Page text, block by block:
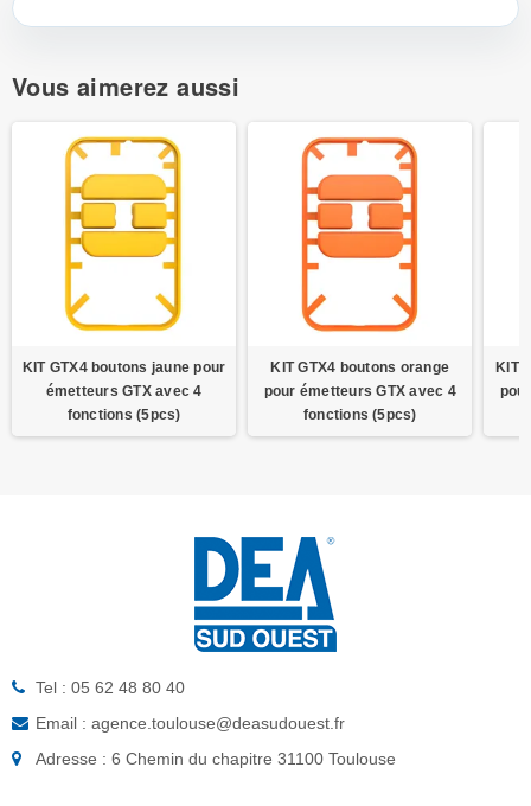
Vous aimerez aussi
KIT GTX4 boutons jaune pour
émetteurs GTX avec 4
fonctions (5pcs)
KIT GTX4 boutons orange
pour émetteurs GTX avec 4
fonctions (5pcs)
KIT
Tel : 05 62 48 80 40
Email : agence.toulouse@deasudouest.fr
Adresse : 6 Chemin du chapitre 31100 Toulouse